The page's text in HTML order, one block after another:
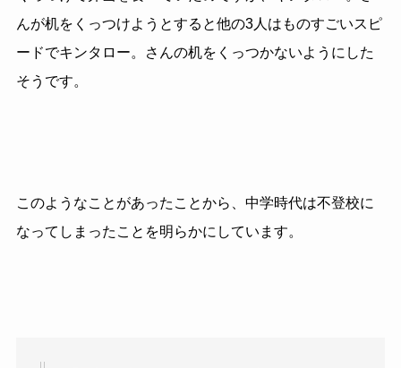
んが机をくっつけようとすると他の3人はものすごいスピ
ードでキンタロー。さんの机をくっつかないようにした
そうです。
このようなことがあったことから、中学時代は不登校に
なってしまったことを明らかにしています。